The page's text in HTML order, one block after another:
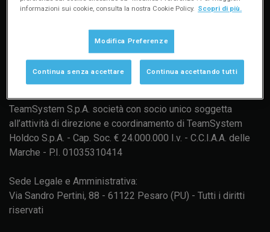
TeamSystem S.p.A. società con socio unico soggetta
all’attività di direzione e coordinamento di TeamSystem
Holdco S.p.A. - Cap. Soc. € 24.000.000 I.v. - C.C.I.A.A. delle
Marche - P.I. 01035310414
Sede Legale e Amministrativa:
Via Sandro Pertini, 88 - 61122 Pesaro (PU) - Tutti i diritti
riservati
informazioni sui cookie, consulta la nostra Cookie Policy. Scopri di più.
Modifica Preferenze
Continua senza accettare Continua accettando tutti